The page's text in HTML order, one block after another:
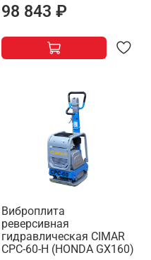
98 843 ₽
Виброплита
реверсивная
гидравлическая CIMAR
CPC-60-H (HONDA GX160)